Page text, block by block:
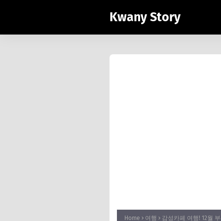
Kwany Story
Home 여행 감성카페 여행! 12월